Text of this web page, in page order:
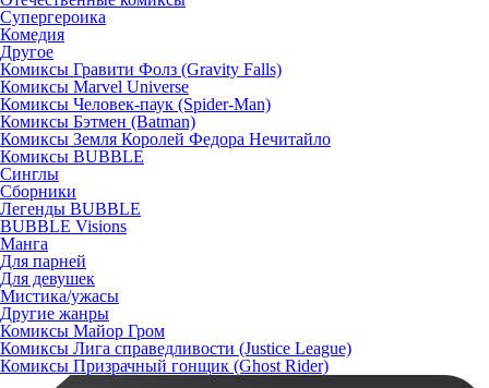
Супергероика
Комедия
Другое
Комиксы Гравити Фолз (Gravity Falls)
Комиксы Marvel Universe
Комиксы Человек-паук (Spider-Man)
Комиксы Бэтмен (Batman)
Комиксы Земля Королей Федора Нечитайло
Комиксы BUBBLE
Синглы
Сборники
Легенды BUBBLE
BUBBLE Visions
Манга
Для парней
Для девушек
Мистика/ужасы
Другие жанры
Комиксы Майор Гром
Комиксы Лига справедливости (Justice League)
Комиксы Призрачный гонщик (Ghost Rider)